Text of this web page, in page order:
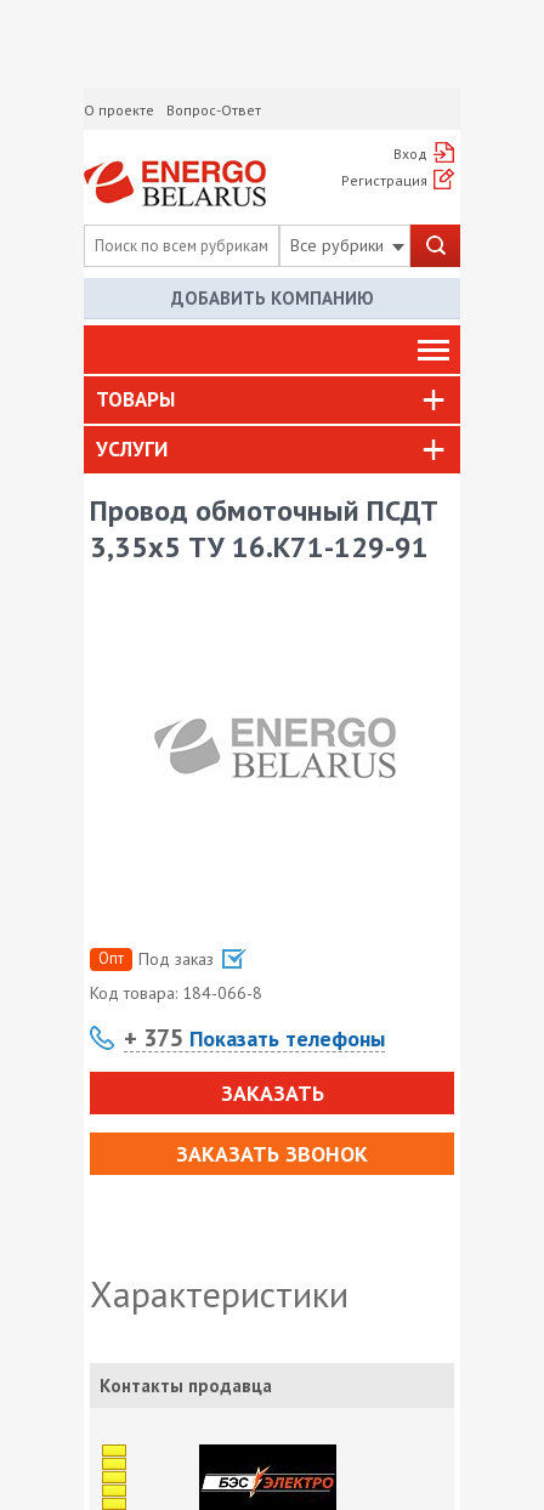
О проекте Вопрос-Ответ
Вход
Регистрация
Все рубрики
ДОБАВИТЬ КОМПАНИЮ
ТОВАРЫ
УСЛУГИ
Провод обмоточный ПСДТ
3,35х5 ТУ 16.К71-129-91
Опт
Под заказ
Код товара: 184-066-8
+ 375 Показать телефоны
ЗАКАЗАТЬ
ЗАКАЗАТЬ ЗВОНОК
Характеристики
Контакты продавца